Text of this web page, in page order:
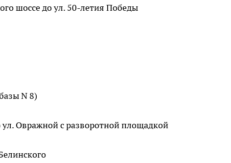
шоссе до ул. 50-летия Победы
N 8)
ул. Овражной с разворотной площадкой